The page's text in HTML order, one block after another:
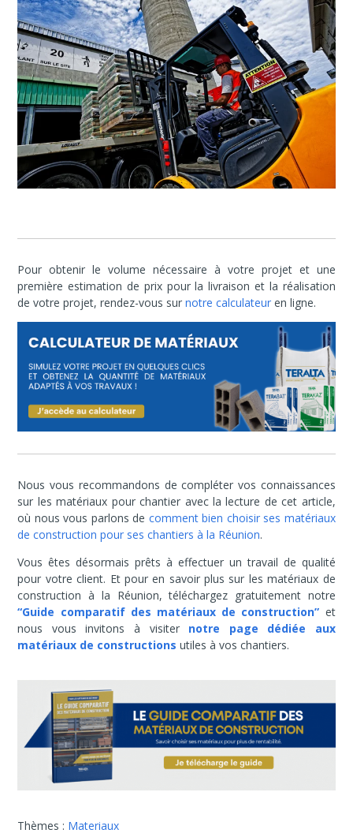
Pour obtenir le volume nécessaire à votre projet et une
première estimation de prix pour la livraison et la réalisation
de votre projet, rendez-vous surnotre calculateur en ligne.
Nous vous recommandons de compléter vos connaissances
sur les matériaux pour chantier avec la lecture de cet article,
où nous vous parlons de comment bien choisir ses matériaux
de construction pour ses chantiers à la Réunion.
Vous êtes désormais prêts à effectuer un travail de qualité
pour votre client. Et pour en savoir plus sur les matériaux de
construction à la Réunion, téléchargez gratuitement notre
“Guide comparatif des matériaux de construction” et
nous vous invitons à visiter notre page dédiée aux
matériaux de constructions utiles à vos chantiers.
Thèmes : Materiaux